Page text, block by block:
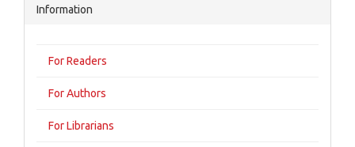
Information
For Readers
For Authors
For Librarians